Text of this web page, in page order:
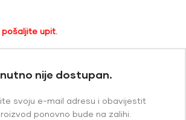
pošaljite upit.
nije dostupan.
svoju e-mail adresu i obavijestit
ponovno bude na zalihi.